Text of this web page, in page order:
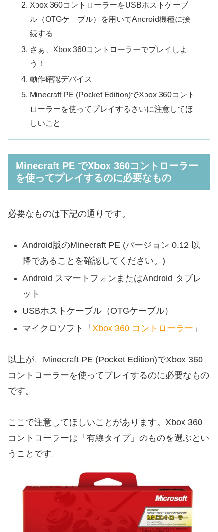
Xbox 360コントローラーをUSBホストケーブ
ル（OTGケーブル）を用いてAndroid機種に接
続する
さぁ、Xbox 360コントローラーでプレイしよ
う！
動作確認デバイス
Minecraft PE (Pocket Edition)でXbox 360コント
ローラーを使ってプレイするさいに注意してほ
しいこと
Minecraft PE でXbox 360コントローラー
を使ってプレイするのに必要なもの
必要なものは下記の通りです。
Android版のMinecraft PE (バージョン 0.12 以
降であることを確認してください。)
Android スマートフォンまたはAndroid タブレ
ット
USBホストケーブル（OTGケーブル）
マイクロソフト「 Xbox 360 コントローラー 」
以上が、Minecraft PE (Pocket Edition)でXbox 360
コントローラーを使ってプレイするのに必要なもの
です。
ここで注意してほしいことがあります。Xbox 360
コントローラーは「有線タイプ」のものを選ぶとい
うことです。